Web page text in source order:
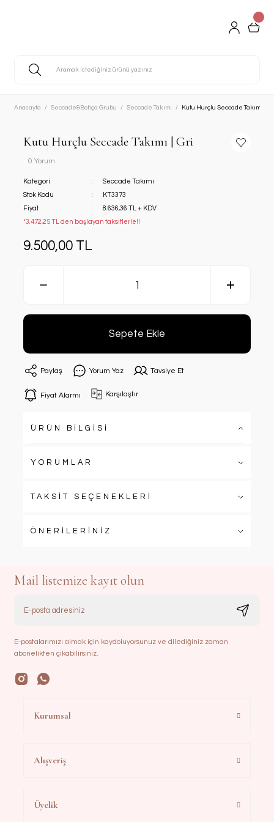
Anasayfa Seccade&Bohça Grubu Seccade Takımı Kutu Hurçlu Seccade Takımı |
Kutu Hurçlu Seccade Takımı | Gri
0 Yorum
Kategori
Seccade Takımı
Stok Kodu
KT3373
Fiyat
8.636,36 TL + KDV
*3.472,25 TL den başlayan taksitlerle!!
9.500,00 TL
Sepete Ekle
Paylaş Yorum Yaz Tavsiye Et
Fiyat Alarmı Karşılaştır
ÜRÜN BİLGİSİ
YORUMLAR
TAKSİT SEÇENEKLERİ
ÖNERİLERİNİZ
Mail listemize kayıt olun
E-postalarımızı almak için kaydoluyorsunuz ve dilediğiniz zaman
abonelikten çıkabilirsiniz.
Kurumsal
Alışveriş
Üyelik